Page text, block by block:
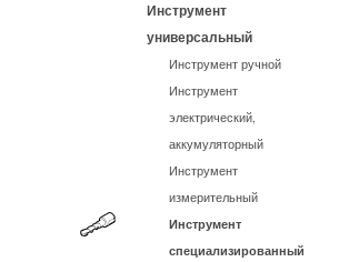
Инструмент
универсальный
Инструмент ручной
Инструмент
электрический,
аккумуляторный
Инструмент
измерительный
Инструмент
специализированный